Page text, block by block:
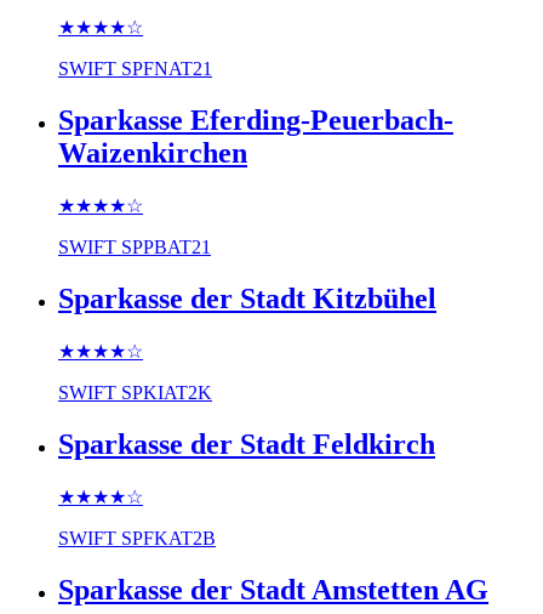
★★★★☆
SWIFT SPFNAT21
Sparkasse Eferding-Peuerbach-
Waizenkirchen
★★★★☆
SWIFT SPPBAT21
Sparkasse der Stadt Kitzbühel
★★★★☆
SWIFT SPKIAT2K
Sparkasse der Stadt Feldkirch
★★★★☆
SWIFT SPFKAT2B
Sparkasse der Stadt Amstetten AG